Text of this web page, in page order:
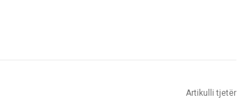
Artikulli tjetër